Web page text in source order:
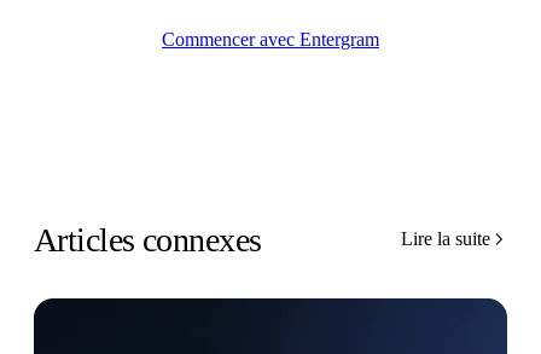
Commencer avec Entergram
Articles connexes Lire la suite